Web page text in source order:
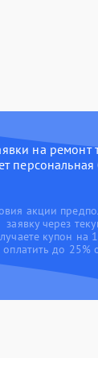
на ремонт
акции
заявку через
купон на
до 25%